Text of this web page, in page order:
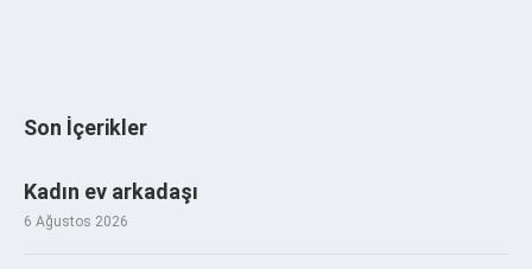
Son İçerikler
Kadın ev arkadaşı
6 Ağustos 2026